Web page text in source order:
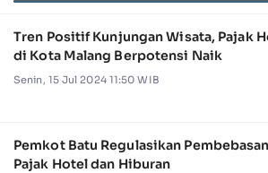
Tren Positif Kunjungan Wisata, Pajak
di Kota Malang Berpotensi Naik
Senin, 15 Jul 2024 11:50 WIB
Pemkot Batu Regulasikan Pembebasan
Pajak Hotel dan Hiburan